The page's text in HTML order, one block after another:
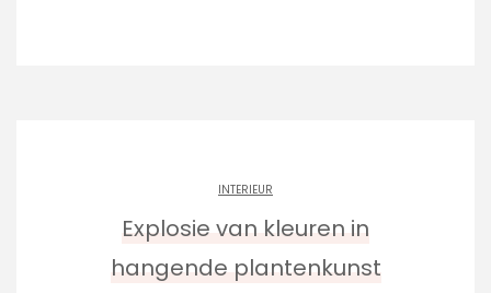
INTERIEUR
Explosie van kleuren in
hangende plantenkunst